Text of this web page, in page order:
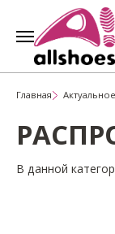
Главная Актуальное
В данной